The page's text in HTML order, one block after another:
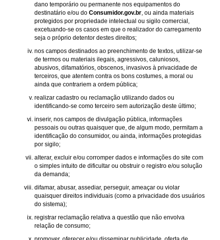
dano temporário ou permanente nos equipamentos do
destinatário e/ou do Consumidor.gov.br , ou ainda materiais
protegidos por propriedade intelectual ou sigilo comercial,
excetuando-se os casos em que o realizador do carregamento
seja o próprio detentor destes direitos;
nos campos destinados ao preenchimento de textos, utilizar-se
de termos ou materiais ilegais, agressivos, caluniosos,
abusivos, difamatórios, obscenos, invasivos à privacidade de
terceiros, que atentem contra os bons costumes, a moral ou
ainda que contrariem a ordem pública;
realizar cadastro ou reclamação utilizando dados ou
identificando-se como terceiro sem autorização deste último;
inserir, nos campos de divulgação pública, informações
pessoais ou outras quaisquer que, de algum modo, permitam a
identificação do consumidor, ou ainda, informações protegidas
por sigilo;
alterar, excluir e/ou corromper dados e informações do site com
o simples intuito de dificultar ou obstruir o registro e/ou solução
da demanda;
difamar, abusar, assediar, perseguir, ameaçar ou violar
quaisquer direitos individuais (como a privacidade dos usuários
do sistema);
registrar reclamação relativa a questão que não envolva
relação de consumo;